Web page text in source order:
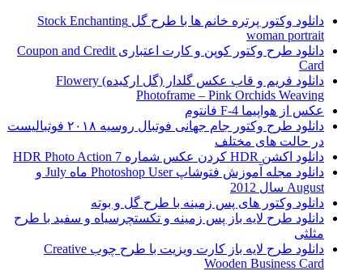
دانلود وکتور پرتره خانم ها با طرح گل Stock Enchanting
woman portrait
دانلود طرح وکتور کوپن و کارت اعتباری Coupon and Credit
Card
دانلود فریم و قاب عکس گلدار (گل ارکیده) Flowery
Photoframe – Pink Orchids Weaving
عکس از هواپیما F-4 فانتوم
دانلود طرح وکتور جام جهانی فوتبال روسیه ۲۰۱۸ فوتبالیست
در حالت های مختلف
دانلود اکشن HDR کردن عکس شماره 7 HDR Photo Action
دانلود مجله آموزش فتوشاپ Photoshop User ماه July و
August سال 2012
دانلود وکتور های پس زمینه با طرح گل و بوته
دانلود طرح لایه باز پس زمینه و تکستچرسیاه و سفید با طرح
مثلثی
دانلود طرح لایه باز کارت ویزیت با طرح چوب Creative
Wooden Business Card